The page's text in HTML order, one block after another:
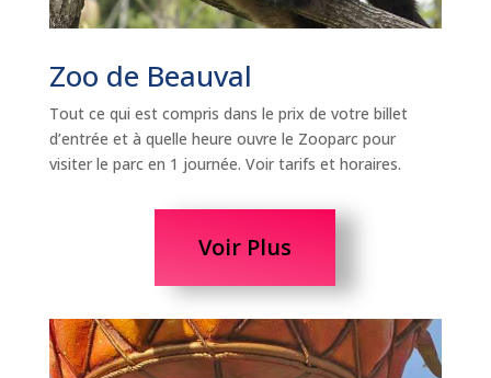
Zoo de Beauval
Tout ce qui est compris dans le prix de votre billet
d’entrée et à quelle heure ouvre le Zooparc pour
visiter le parc en 1 journée. Voir tarifs et horaires.
Voir Plus